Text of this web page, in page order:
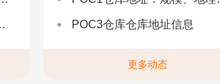
POC3仓库仓库地址信息
更多动态